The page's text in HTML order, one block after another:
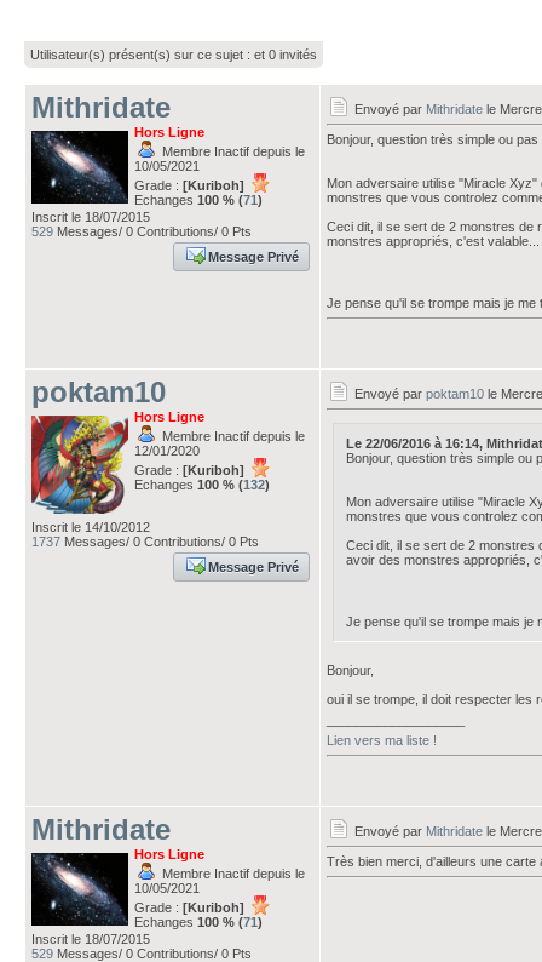
Utilisateur(s) présent(s) sur ce sujet : et 0 invités
Mithridate
Hors Ligne
Membre Inactif depuis le
10/05/2021
Grade : [Kuriboh]
Echanges 100 % (71)
Inscrit le 18/07/2015
529 Messages/ 0 Contributions/ 0 Pts
Message Privé
Envoyé par Mithridate le
Bonjour, question très simple ou
Mon adversaire utilise "Miracle
monstres que vous controlez
Ceci dit, il se sert de 2 monstres de
monstres appropriés, c'est valable...
Je pense qu'il se trompe mais je me
poktam10
Hors Ligne
Membre Inactif depuis le
12/01/2020
Grade : [Kuriboh]
Echanges 100 % (132)
Inscrit le 14/10/2012
1737 Messages/ 0 Contributions/ 0 Pts
Message Privé
Envoyé par poktam10 le
Le 22/06/2016 à 16:14,
Bonjour, question très simple ou
Mon adversaire utilise "Miracle
monstres que vous controlez
Ceci dit, il se sert de 2 monstres
avoir des monstres appropriés,
Je pense qu'il se trompe mais je
Bonjour,
oui il se trompe, il doit respecter les
Lien vers ma liste !
Mithridate
Hors Ligne
Membre Inactif depuis le
10/05/2021
Grade : [Kuriboh]
Echanges 100 % (71)
Inscrit le 18/07/2015
529 Messages/ 0 Contributions/ 0 Pts
Envoyé par Mithridate le
Très bien merci, d'ailleurs une